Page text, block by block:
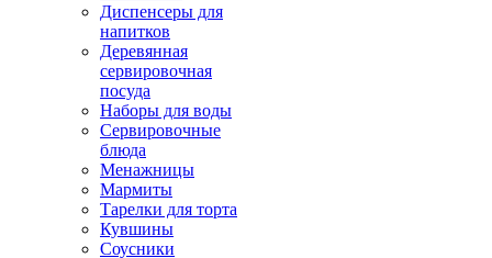
Диспенсеры для
напитков
Деревянная
сервировочная
посуда
Наборы для воды
Сервировочные
блюда
Менажницы
Мармиты
Тарелки для торта
Кувшины
Соусники